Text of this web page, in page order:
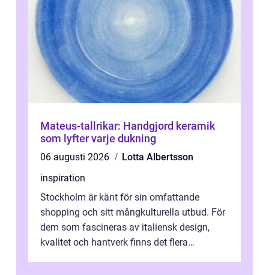
Mateus-tallrikar: Handgjord keramik
som lyfter varje dukning
06 augusti 2026
Lotta Albertsson
inspiration
Stockholm är känt för sin omfattande
shopping och sitt mångkulturella utbud. För
dem som fascineras av italiensk design,
kvalitet och hantverk finns det flera